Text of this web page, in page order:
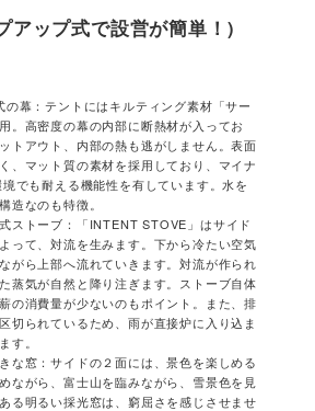
アップ式で設営が簡単！)
の幕：テントにはキルティング素材「サー
。高密度の幕の内部に断熱材が入ってお
トアウト、内部の熱も逃がしません。表面
、マット質の素材を採用しており、マイナ
でも耐える機能性を有しています。水を
造なのも特徴。
ストーブ：「INTENT STOVE」はサイド
って、対流を生みます。下から冷たい空気
がら上部へ流れていきます。対流が作られ
蒸気が自然と降り注ぎます。ストーブ自体
の消費量が少ないのもポイント。また、排
切られているため、雨が直接炉に入り込ま
す。
な窓：サイドの２面には、景色を楽しめる
ながら、富士山を臨みながら、雪景色を見
る明るい採光窓は、窮屈さを感じさせませ